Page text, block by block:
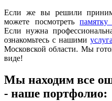
Если же вы решили
можете посмотреть
Если нужна
ознакомьтесь с нашими
Московской области. Мы
виде!
Мы находим все
- наше портфолио: